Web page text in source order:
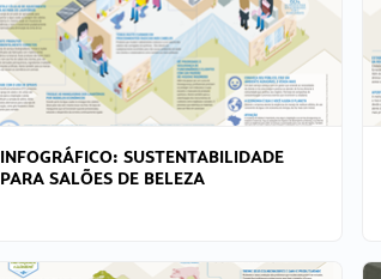
INFOGRÁFICO: SUSTENTABILIDADE
PARA SALÕES DE BELEZA